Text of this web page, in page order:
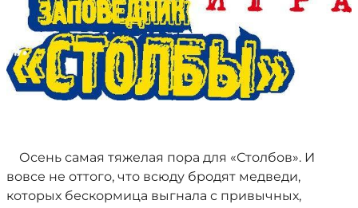
Осень самая тяжелая пора для «Столбов». И
вовсе не оттого, что всюду бродят медведи,
которых бескормица выгнала с привычных,